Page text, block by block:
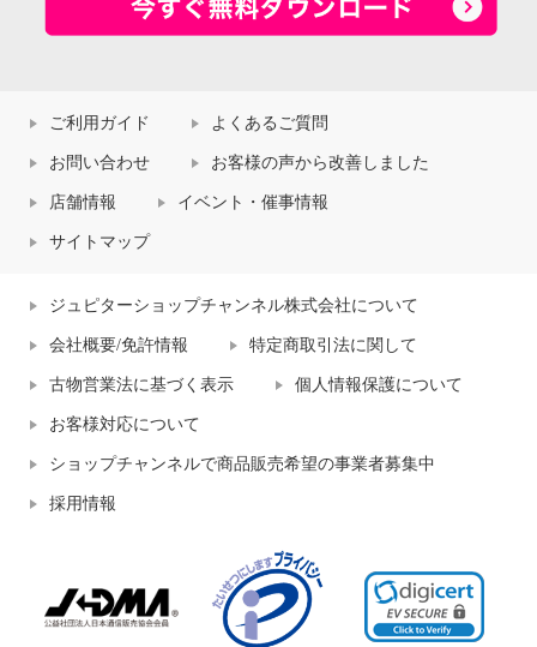
ご利用ガイド よくあるご質問
お問い合わせ お客様の声から改善しました
店舗情報 イベント・催事情報
サイトマップ
ジュピターショップチャンネル株式会社について
会社概要/免許情報 特定商取引法に関して
古物営業法に基づく表示 個人情報保護について
お客様対応について
ショップチャンネルで商品販売希望の事業者募集中
採用情報